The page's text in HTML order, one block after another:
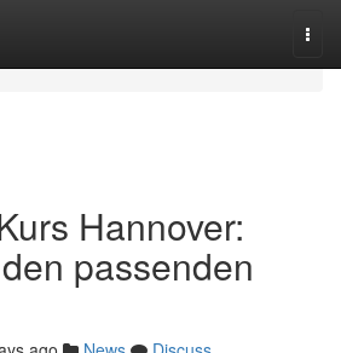
Hannover:
passenden